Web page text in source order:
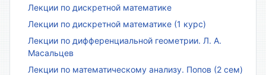
Лекции по дискретной математике
Лекции по дискретной математике (1 курс)
Лекции по дифференциальной геометрии. Л. А.
Масальцев
Лекции по математическому анализу. Попов (2 сем)